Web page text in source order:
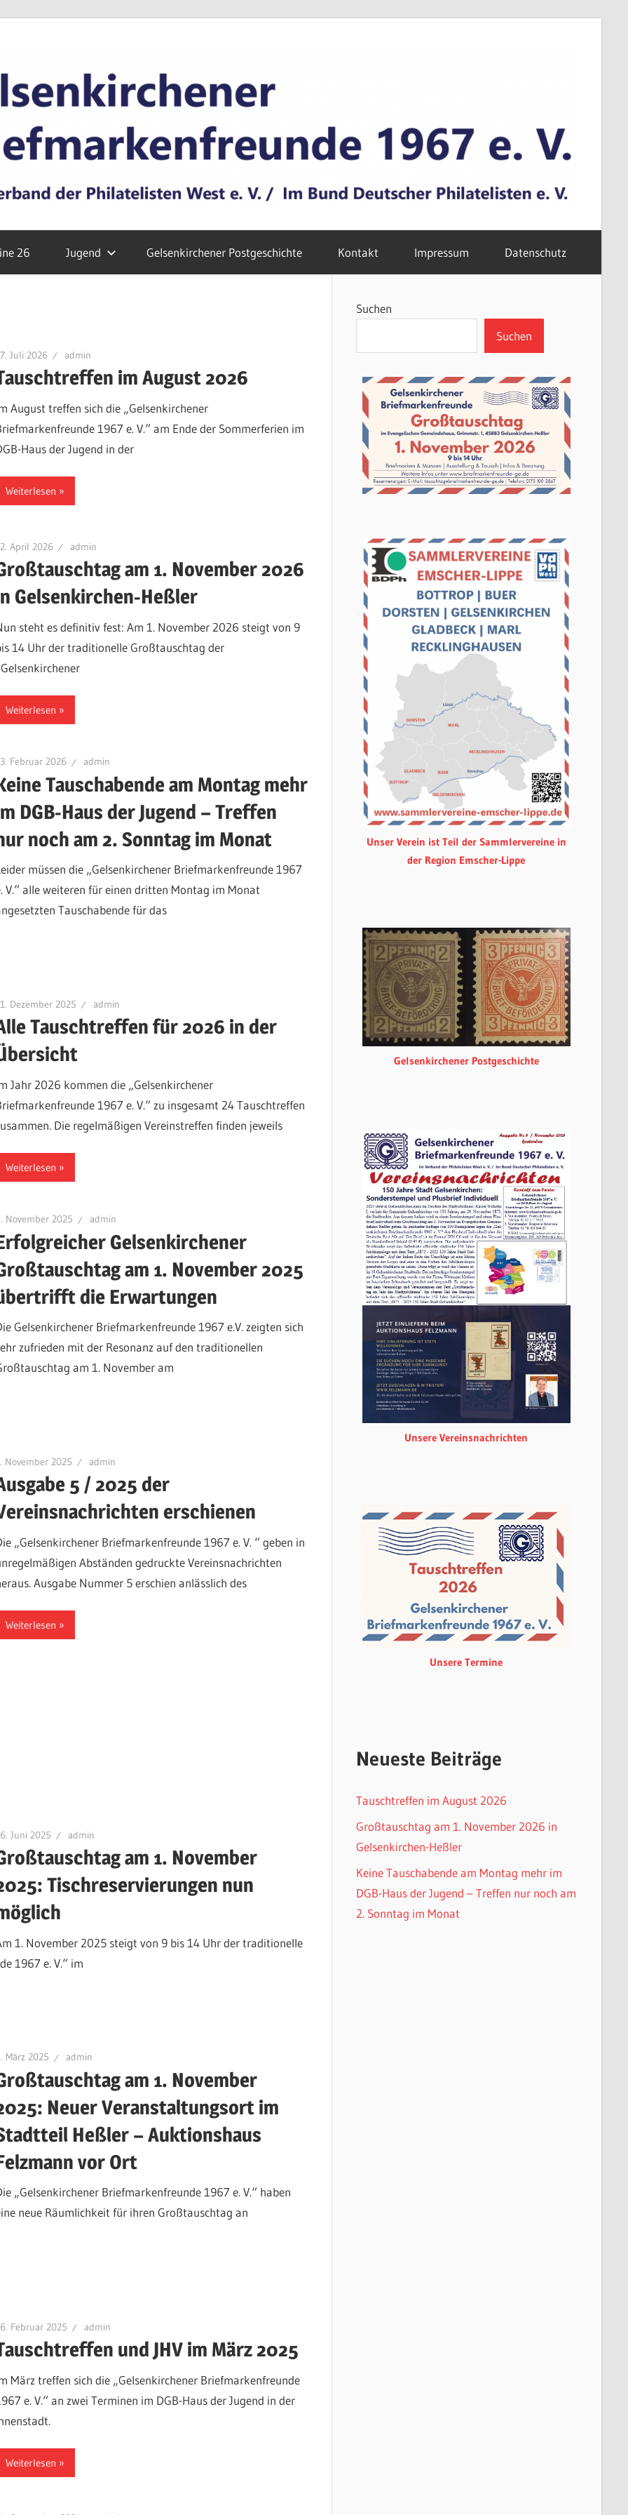
26 Jugend Gelsenkirchener Postgeschichte Kontakt Impressum Datenschutz
Juli 2026 admin
im August 2026
August treffen sich die „Gelsenkirchener
1967 e. V.“ am Ende der Sommerferien im
Haus der Jugend in der
Weiterlesen
April 2026 admin
am 1. November 2026
Gelsenkirchen-Heßler
steht es definitiv fest: Am 1. November 2026 steigt von 9
14 Uhr der traditionelle Großtauschtag der
Weiterlesen
Februar 2026 admin
Tauschabende am Montag mehr
DGB-Haus der Jugend – Treffen
noch am 2. Sonntag im Monat
müssen die „Gelsenkirchener Briefmarkenfreunde 1967
V.“ alle weiteren für einen dritten Montag im Monat
Tauschabende für das
Dezember 2025 admin
Tauschtreffen für 2026 in der
Jahr 2026 kommen die „Gelsenkirchener
1967 e. V.“ zu insgesamt 24 Tauschtreffen
Die regelmäßigen Vereinstreffen finden jeweils
Weiterlesen
November 2025 admin
Gelsenkirchener
am 1. November 2025
die Erwartungen
Gelsenkirchener Briefmarkenfreunde 1967 e.V. zeigten sich
zufrieden mit der Resonanz auf den traditionellen
am 1. November am
November 2025 admin
5 / 2025 der
erschienen
„Gelsenkirchener Briefmarkenfreunde 1967 e. V. “ geben in
Abständen gedruckte Vereinsnachrichten
Ausgabe Nummer 5 erschien anlässlich des
Weiterlesen
Juni 2025 admin
am 1. November
Tischreservierungen nun
1. November 2025 steigt von 9 bis 14 Uhr der traditionelle
1967 e. V.“ im
März 2025 admin
am 1. November
Neuer Veranstaltungsort im
Heßler – Auktionshaus
vor Ort
„Gelsenkirchener Briefmarkenfreunde 1967 e. V.“ haben
neue Räumlichkeit für ihren Großtauschtag an
Februar 2025 admin
und JHV im März 2025
März treffen sich die „Gelsenkirchener Briefmarkenfreunde
e. V.“ an zwei Terminen im DGB-Haus der Jugend in der
Weiterlesen
Suchen
Suchen
Unser Verein ist Teil der Sammlervereine in
der Region Emscher-Lippe
Gelsenkirchener Postgeschichte
Unsere Vereinsnachrichten
Unsere Termine
Neueste Beiträge
Tauschtreffen im August 2026
Großtauschtag am 1. November 2026 in
Gelsenkirchen-Heßler
Keine Tauschabende am Montag mehr im
DGB-Haus der Jugend – Treffen nur noch am
2. Sonntag im Monat